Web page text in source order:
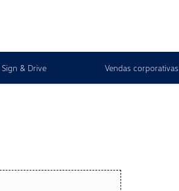
Sign & Drive Vendas corporativas